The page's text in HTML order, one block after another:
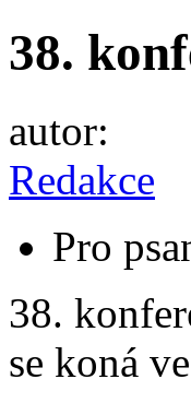
38.
autor:
Redakce
Pro
38.
se koná